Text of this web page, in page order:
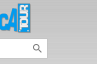
